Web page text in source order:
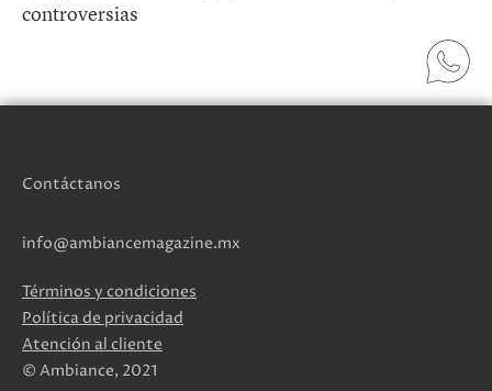
controversias
Contáctanos
info@ambiancemagazine.mx
Términos y condiciones
Política de privacidad
Atención al cliente
© Ambiance, 2021